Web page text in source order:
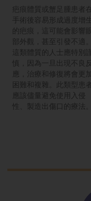
疤痕體質或蟹足腫患者
手術後容易形成過度增生
的疤痕，這可能會影響眼
部外觀，甚至引發不適。
這類體質的人士應特別謹
慎，因為一旦出現不良反
應，治療和修復將會更
困難和複雜。此類型患者
應該儘量避免使用入侵
性、製造出傷口的療法。